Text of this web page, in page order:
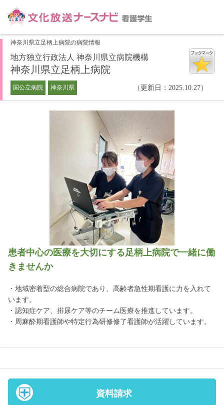
神奈川県立足柄上病院の病院情報
地方独立行政法人 神奈川県立病院機構
神奈川県立足柄上病院
国公立病院 神奈川県 （更新日：2025.10.27）
患者中心の医療を大切にする足柄上病院で一緒に働
きませんか
・地域密着型の総合病院であり、高齢者急性期看護に力を入れて
います。
・認知症ケア、排尿ケア等のチーム医療を推進しています。
・周麻酔期看護師や特定行為研修修了看護師が活躍しています。
資料請求